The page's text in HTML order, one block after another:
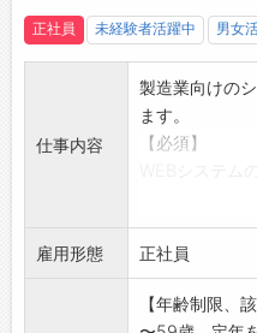
正社員 未経験者活躍中 男女
仕事内容
製造業向けの
ます。
【必須】
PowerAppsの
【歓迎】
Excelマクロの
雇用形態 正社員
【年齢制限、